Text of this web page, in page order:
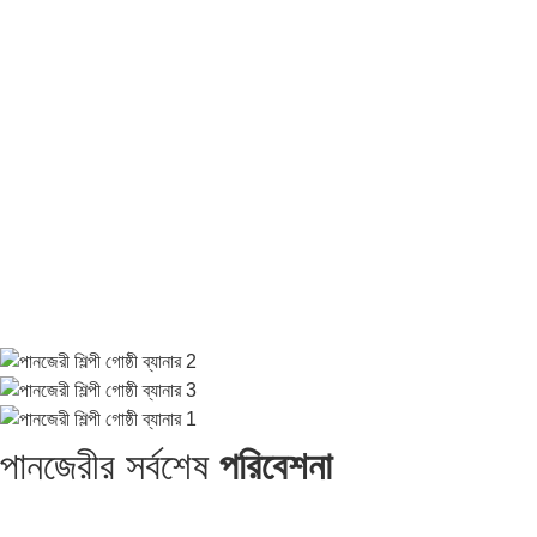
পানজেরীর সর্বশেষ পরিবেশনা